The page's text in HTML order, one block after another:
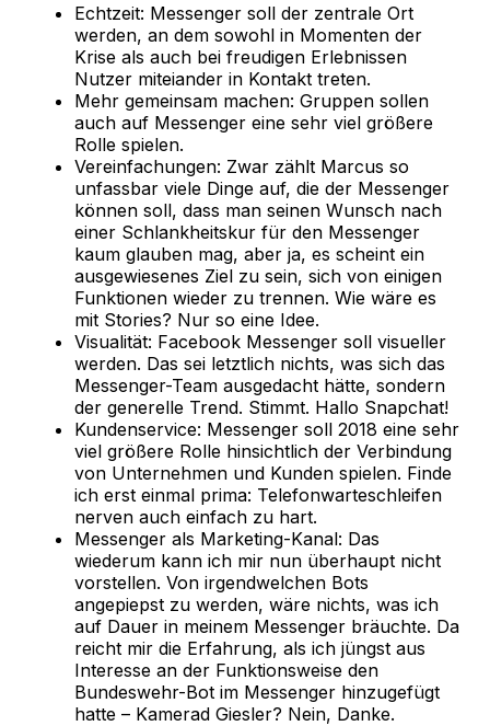
Echtzeit: Messenger soll der zentrale Ort
werden, an dem sowohl in Momenten der
Krise als auch bei freudigen Erlebnissen
Nutzer miteiander in Kontakt treten.
Mehr gemeinsam machen: Gruppen sollen
auch auf Messenger eine sehr viel größere
Rolle spielen.
Vereinfachungen: Zwar zählt Marcus so
unfassbar viele Dinge auf, die der Messenger
können soll, dass man seinen Wunsch nach
einer Schlankheitskur für den Messenger
kaum glauben mag, aber ja, es scheint ein
ausgewiesenes Ziel zu sein, sich von einigen
Funktionen wieder zu trennen. Wie wäre es
mit Stories? Nur so eine Idee.
Visualität: Facebook Messenger soll visueller
werden. Das sei letztlich nichts, was sich das
Messenger-Team ausgedacht hätte, sondern
der generelle Trend. Stimmt. Hallo Snapchat!
Kundenservice: Messenger soll 2018 eine sehr
viel größere Rolle hinsichtlich der Verbindung
von Unternehmen und Kunden spielen. Finde
ich erst einmal prima: Telefonwarteschleifen
nerven auch einfach zu hart.
Messenger als Marketing-Kanal: Das
wiederum kann ich mir nun überhaupt nicht
vorstellen. Von irgendwelchen Bots
angepiepst zu werden, wäre nichts, was ich
auf Dauer in meinem Messenger bräuchte. Da
reicht mir die Erfahrung, als ich jüngst aus
Interesse an der Funktionsweise den
Bundeswehr-Bot im Messenger hinzugefügt
hatte – Kamerad Giesler? Nein, Danke.